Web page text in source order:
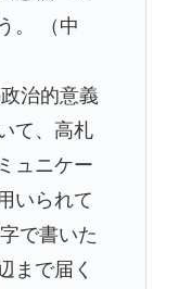
。 （中
治的意義
て、高札
ュニケー
いられて
で書いた
まで届く